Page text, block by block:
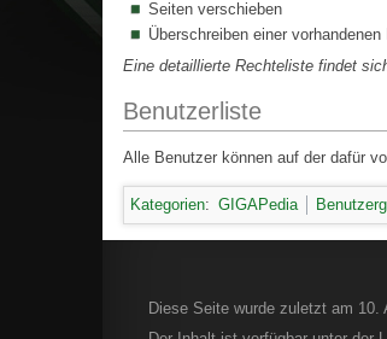
Seiten verschieben
Überschreiben einer vorhandenen
Eine detaillierte Rechteliste findet
Benutzerliste
Alle Benutzer können auf der dafür
Kategorien: GIGAPedia
Diese Seite wurde zuletzt am 10.